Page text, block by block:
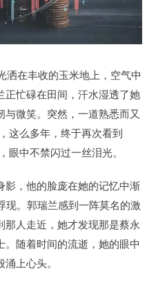
洒在丰收的玉米地上，空气中
忙碌在田间，汗水湿透了她
微笑。突然，一道熟悉而又
这么多年，终于再次看到
眼中不禁闪过一丝泪光。
，他的脸庞在她的记忆中渐
现。郭瑞兰感到一阵莫名的激
人走近，她才发现那是蔡永
随着时间的流逝，她的眼中
上心头。